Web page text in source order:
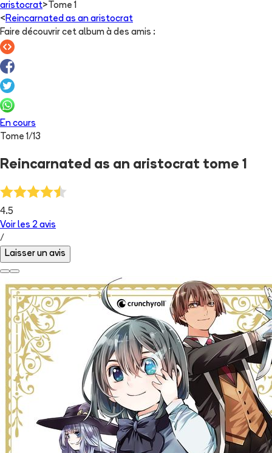
aristocrat> Tome 1
< Reincarnated as an aristocrat
Faire découvrir cet album à des amis :
En cours
Tome1/13
Reincarnated as an aristocrat tome 1
4.5
Voir les 2 avis
/
Laisser un avis